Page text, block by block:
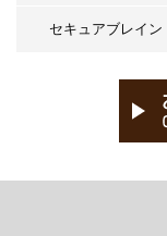
セキュアブレイン